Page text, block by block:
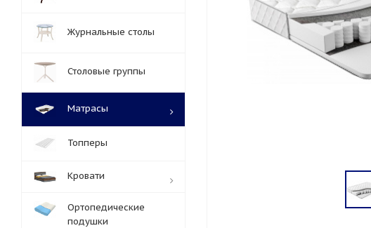
Журнальные столы
Столовые группы
Матрасы
Топперы
Кровати
Ортопедические
подушки